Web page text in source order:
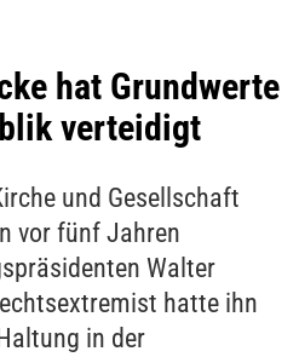
hat Grundwerte
verteidigt
und Gesellschaft
vor fünf Jahren
Walter
hatte ihn
in der